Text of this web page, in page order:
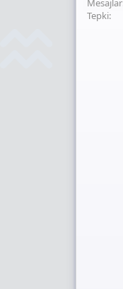
Mesajlar
Tepki